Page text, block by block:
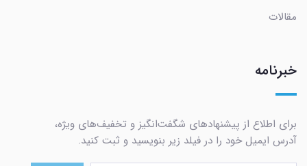
مقالات
خبرنامه
برای اطلاع از پیشنهادهای شگفت‌انگیز و تخفیف‌های ویژه،
آدرس ایمیل خود را در فیلد زیر بنویسید و ثبت کنید.